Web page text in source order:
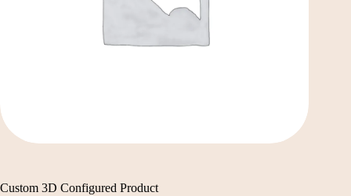
Custom 3D Configured Product